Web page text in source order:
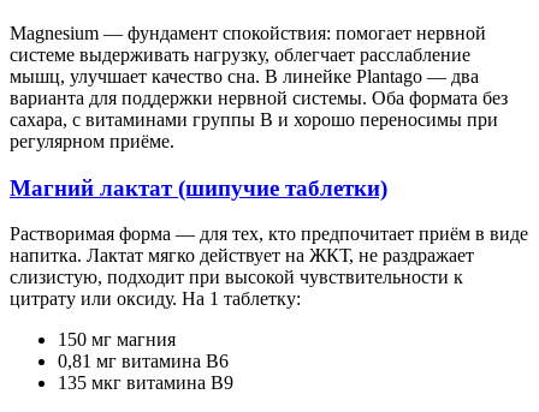
Magnesium — фундамент спокойствия: помогает нервной
системе выдерживать нагрузку, облегчает расслабление
мышц, улучшает качество сна. В линейке Plantago — два
варианта для поддержки нервной системы. Оба формата без
сахара, с витаминами группы B и хорошо переносимы при
регулярном приёме.
Магний лактат (шипучие таблетки)
Растворимая форма — для тех, кто предпочитает приём в виде
напитка. Лактат мягко действует на ЖКТ, не раздражает
слизистую, подходит при высокой чувствительности к
цитрату или оксиду. На 1 таблетку:
150 мг магния
0,81 мг витамина B6
135 мкг витамина B9